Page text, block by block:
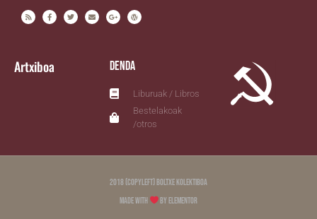
Artxiboa Denda
Liburuak / Libros
Bestelakoak
/otros
2018 (copyleft) Boltxe Kolektiboa
Made with
by Elementor